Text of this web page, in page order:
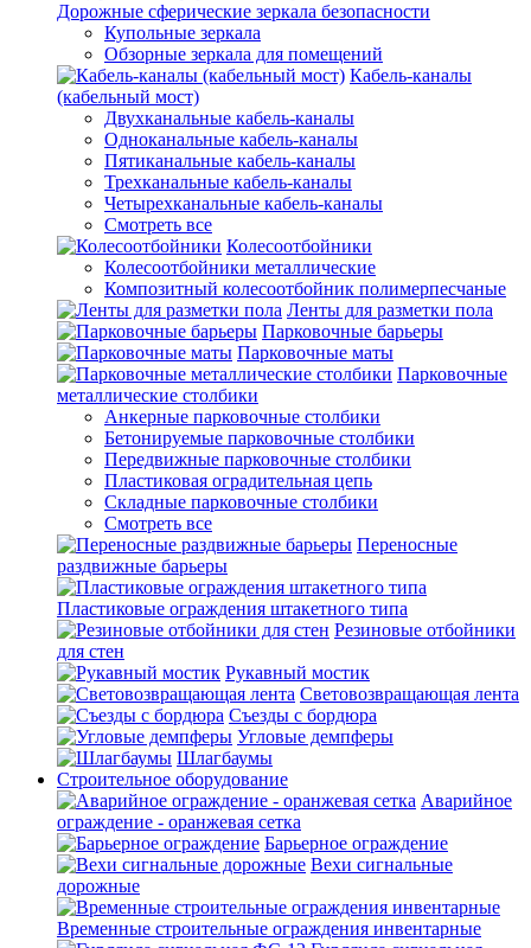
Дорожные сферические зеркала безопасности
Купольные зеркала
Обзорные зеркала для помещений
Кабель-каналы
(кабельный мост)
Двухканальные кабель-каналы
Одноканальные кабель-каналы
Пятиканальные кабель-каналы
Трехканальные кабель-каналы
Четырехканальные кабель-каналы
Смотреть все
Колесоотбойники
Колесоотбойники металлические
Композитный колесоотбойник полимерпесчаные
Ленты для разметки пола
Парковочные барьеры
Парковочные маты
Парковочные
металлические столбики
Анкерные парковочные столбики
Бетонируемые парковочные столбики
Передвижные парковочные столбики
Пластиковая оградительная цепь
Складные парковочные столбики
Смотреть все
Переносные
раздвижные барьеры
Пластиковые ограждения штакетного типа
Резиновые отбойники
для стен
Рукавный мостик
Световозвращающая лента
Съезды с бордюра
Угловые демпферы
Шлагбаумы
Строительное оборудование
Аварийное
ограждение - оранжевая сетка
Барьерное ограждение
Вехи сигнальные
дорожные
Временные строительные ограждения инвентарные